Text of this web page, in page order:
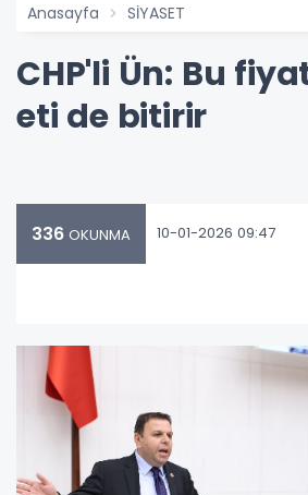
Anasayfa SİYASET
CHP'li Ün: Bu
eti de bitirir
336 OKUNMA 10-01-2026 09:47